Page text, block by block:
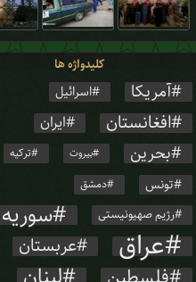
کلیدواژه ها
آمریکا اسرائیل
افغانستان ایران
بحرین بیروت ترکیه
تونس دمشق
رژیم صهیونیستی سوریه
عراق عربستان